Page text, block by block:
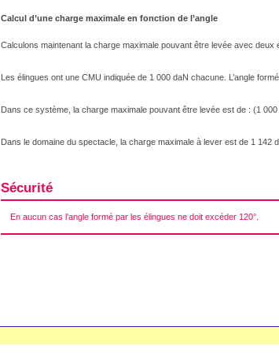
Calcul d’une charge maximale en fonction de l’angle
Calculons maintenant la charge maximale pouvant être levée avec deux
Les élingues ont une CMU indiquée de 1 000 daN chacune. L’angle
Dans ce système, la charge maximale pouvant être levée est de : (1 000
Dans le domaine du spectacle, la charge maximale à lever est de 1 142
Sécurité
En aucun cas l'angle formé par les élingues ne doit excéder 120°.